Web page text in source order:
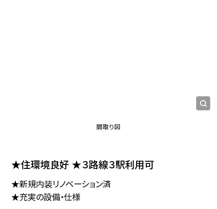
間取り図
★住環境良好 ★３路線３駅利用可
★新規内装リノベーション済
★充実の設備・仕様